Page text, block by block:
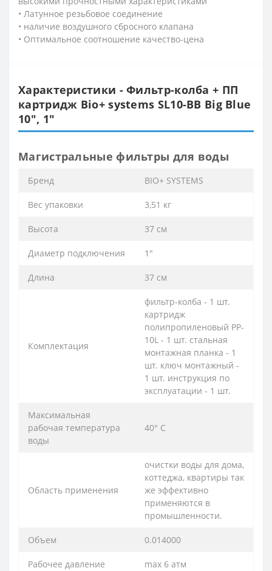
• Латунное резьбовое соединение
• наличие воздушного сбросного клапана
• Оптимальное соотношение качество-цена
Характеристики - Фильтр-колба + ПП
картридж Bіо+ systems SL10-BB Big Blue
10″, 1″
Магистральные фильтры для воды
Бренд BIO+ SYSTEMS
Вес упаковки 3,51 кг
Высота 37 см
Диаметр подключения 1″
Длина 37 см
Комплектация
фильтр-колба - 1 шт.
картридж
полипропиленовый PP-
10L - 1 шт. стальная
монтажная планка - 1
шт. ключ монтажный -
1 шт. инструкция по
эксплуатации - 1 шт.
Максимальная
рабочая температура
воды
40° С
Область применения
очистки воды для дома,
коттеджа, квартиры так
же эффективно
применяются в
промышленности.
Объем 0.014000
Рабочее давление max 6 атм